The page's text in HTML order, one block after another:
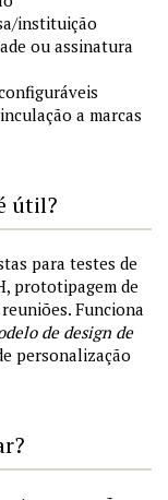
instituição
ou assinatura
a marcas
útil?
para testes de
prototipagem de
Funciona
de design de
personalização